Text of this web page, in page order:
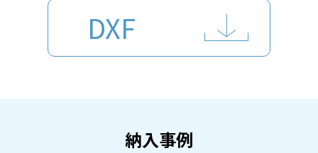
DXF
納入事例